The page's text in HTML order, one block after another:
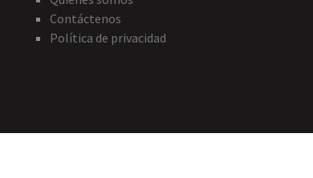
Contáctenos
Política de privacidad